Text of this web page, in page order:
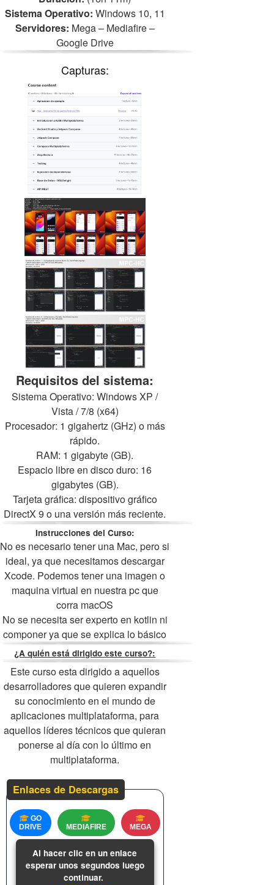
Sistema Operativo: Windows 10, 11
Servidores: Mega – Mediafire –
Google Drive
Capturas:
Requisitos del sistema:
Sistema Operativo: Windows XP /
Vista / 7/8 (x64)
Procesador: 1 gigahertz (GHz) o más
rápido.
RAM: 1 gigabyte (GB).
Espacio libre en disco duro: 16
gigabytes (GB).
Tarjeta gráfica: dispositivo gráfico
DirectX 9 o una versión más reciente.
Instrucciones del Curso:
No es necesario tener una Mac, pero si
ideal, ya que necesitamos descargar
Xcode. Podemos tener una imagen o
maquina virtual en nuestra pc que
corra macOS
No se necesita ser experto en kotlin ni
componer ya que se explica lo básico
¿A quién está dirigido este curso?:
Este curso esta dirigido a aquellos
desarrolladores que quieren expandir
su conocimiento en el mundo de
aplicaciones multiplataforma, para
aquellos líderes técnicos que quieran
ponerse al día con lo último en
multiplataforma.
Enlaces de Descargas
GO
DRIVE
MEDIAFIRE MEGA
Al hacer clic en un enlace
esperar unos segundos luego
continuar.